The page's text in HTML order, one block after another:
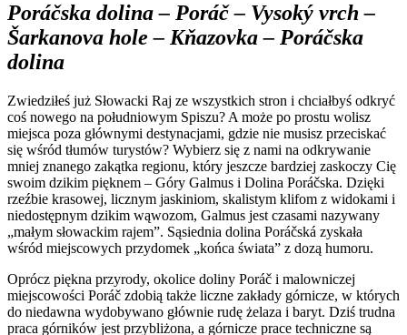
Poráčska dolina – Poráč – Vysoký vrch –
Šarkanova hole – Kňazovka – Poráčska
dolina
Zwiedziłeś już Słowacki Raj ze wszystkich stron i chciałbyś odkryć
coś nowego na południowym Spiszu? A może po prostu wolisz
miejsca poza głównymi destynacjami, gdzie nie musisz przeciskać
się wśród tłumów turystów? Wybierz się z nami na odkrywanie
mniej znanego zakątka regionu, który jeszcze bardziej zaskoczy Cię
swoim dzikim pięknem – Góry Galmus i Dolina Poráčska. Dzięki
rzeźbie krasowej, licznym jaskiniom, skalistym klifom z widokami i
niedostępnym dzikim wąwozom, Galmus jest czasami nazywany
„małym słowackim rajem”. Sąsiednia dolina Poráčská zyskała
wśród miejscowych przydomek „końca świata” z dozą humoru.
Oprócz piękna przyrody, okolice doliny Poráč i malowniczej
miejscowości Poráč zdobią także liczne zakłady górnicze, w których
do niedawna wydobywano głównie rudę żelaza i baryt. Dziś trudna
praca górników jest przybliżona, a górnicze prace techniczne są